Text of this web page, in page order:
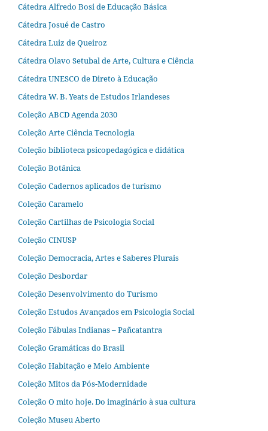
Cátedra Alfredo Bosi de Educação Básica
Cátedra Josué de Castro
Cátedra Luiz de Queiroz
Cátedra Olavo Setubal de Arte, Cultura e Ciência
Cátedra UNESCO de Direto à Educação
Cátedra W. B. Yeats de Estudos Irlandeses
Coleção ABCD Agenda 2030
Coleção Arte Ciência Tecnologia
Coleção biblioteca psicopedagógica e didática
Coleção Botânica
Coleção Cadernos aplicados de turismo
Coleção Caramelo
Coleção Cartilhas de Psicologia Social
Coleção CINUSP
Coleção Democracia, Artes e Saberes Plurais
Coleção Desbordar
Coleção Desenvolvimento do Turismo
Coleção Estudos Avançados em Psicologia Social
Coleção Fábulas Indianas – Pañcatantra
Coleção Gramáticas do Brasil
Coleção Habitação e Meio Ambiente
Coleção Mitos da Pós-Modernidade
Coleção O mito hoje. Do imaginário à sua cultura
Coleção Museu Aberto